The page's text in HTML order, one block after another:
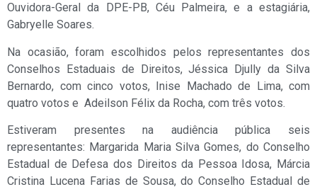
Ouvidora-Geral da DPE-PB, Céu Palmeira, e a estagiária,
Gabryelle Soares.
Na ocasião, foram escolhidos pelos representantes dos
Conselhos Estaduais de Direitos, Jéssica Djully da Silva
Bernardo, com cinco votos, Inise Machado de Lima, com
quatro votos e Adeilson Félix da Rocha, com três votos.
Estiveram presentes na audiência pública seis
representantes: Margarida Maria Silva Gomes, do Conselho
Estadual de Defesa dos Direitos da Pessoa Idosa, Márcia
Cristina Lucena Farias de Sousa, do Conselho Estadual de